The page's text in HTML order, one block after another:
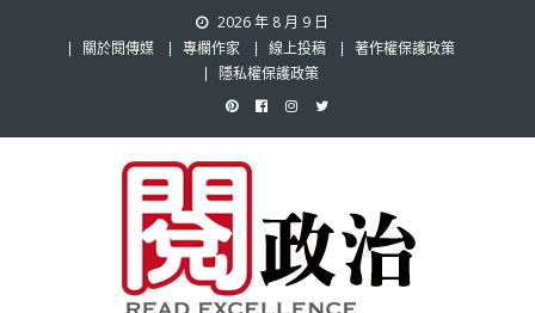
2026 年 8 月 9 日
關於閱傳媒
專欄作家 線上投稿
著作權保護政策
隱私權保護政策